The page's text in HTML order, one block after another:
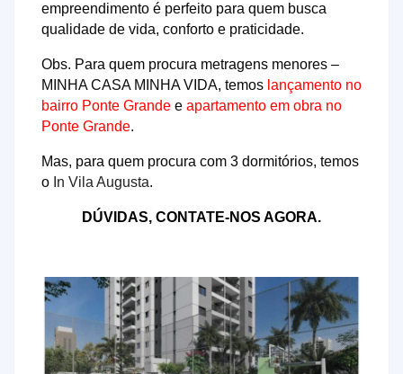
empreendimento é perfeito para quem busca
qualidade de vida, conforto e praticidade.
Obs. Para quem procura metragens menores –
MINHA CASA MINHA VIDA, temos lançamento no
bairro Ponte Grande e apartamento em obra no
Ponte Grande.
Mas, para quem procura com 3 dormitórios, temos
o In Vila Augusta.
DÚVIDAS, CONTATE-NOS AGORA.